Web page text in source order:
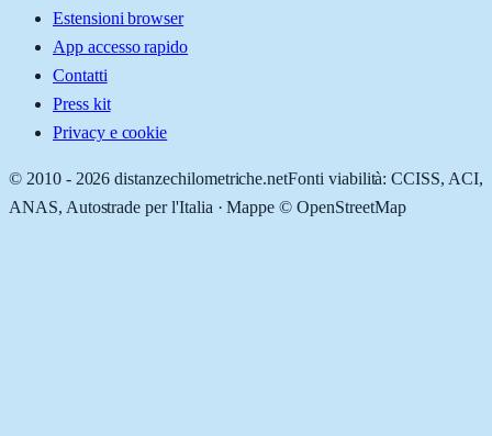
Estensioni browser
App accesso rapido
Contatti
Press kit
Privacy e cookie
© 2010 - 2026 distanzechilometriche.netFonti viabilità: CCISS, ACI,
ANAS, Autostrade per l'Italia · Mappe © OpenStreetMap